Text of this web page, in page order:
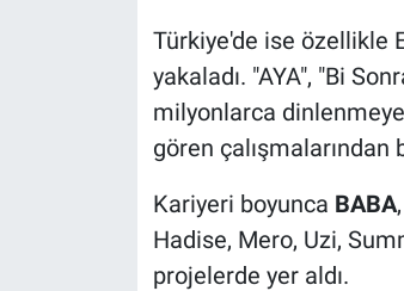
Türkiye'de ise özellikle
yakaladı. "AYA", "Bi
milyonlarca
gören çalışmalarından
Kariyeri boyunca BABA,
Hadise, Mero, Uzi,
projelerde yer aldı.